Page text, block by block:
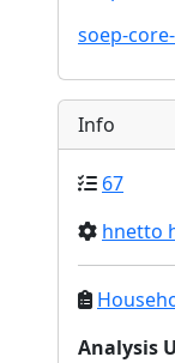
soep-
Info
67
hnetto
Analysis